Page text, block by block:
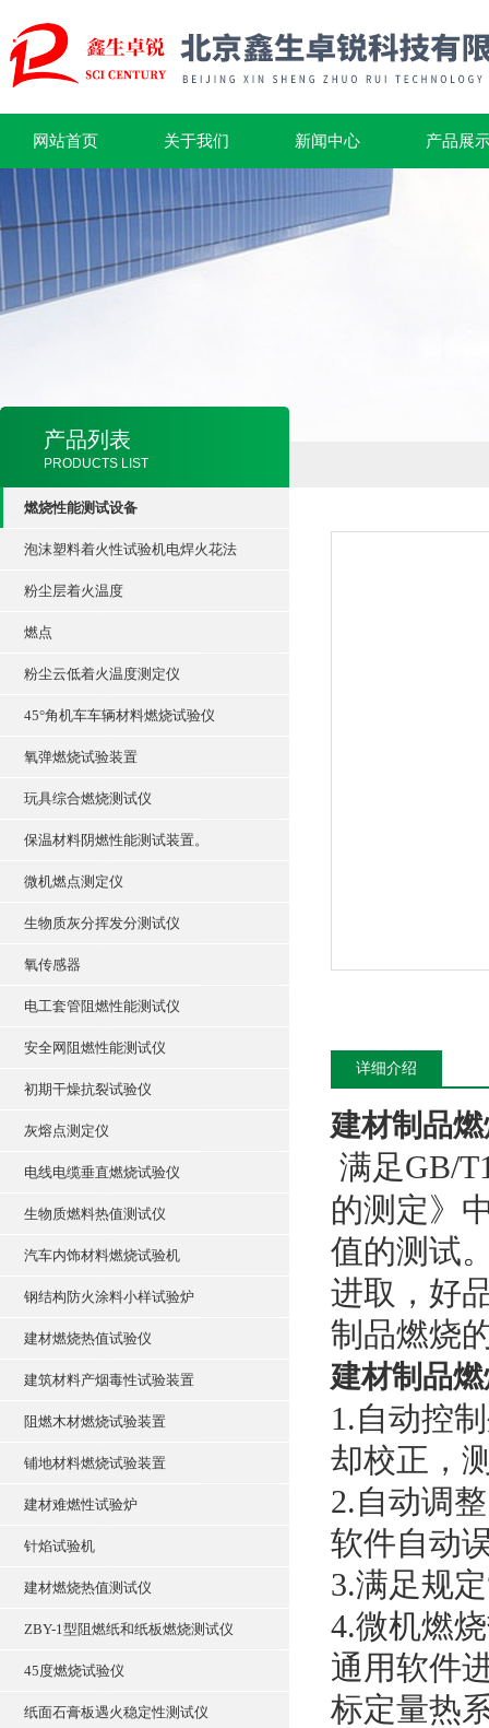
网站首页 关于我们 新闻中心 产品展
产品列表
PRODUCTS LIST
燃烧性能测试设备
泡沫塑料着火性试验机电焊火花法
粉尘层着火温度
燃点
粉尘云低着火温度测定仪
45°角机车车辆材料燃烧试验仪
氧弹燃烧试验装置
玩具综合燃烧测试仪
保温材料阴燃性能测试装置。
微机燃点测定仪
生物质灰分挥发分测试仪
氧传感器
电工套管阻燃性能测试仪
安全网阻燃性能测试仪
初期干燥抗裂试验仪
灰熔点测定仪
电线电缆垂直燃烧试验仪
生物质燃料热值测试仪
汽车内饰材料燃烧试验机
钢结构防火涂料小样试验炉
建材燃烧热值试验仪
建筑材料产烟毒性试验装置
阻燃木材燃烧试验装置
铺地材料燃烧试验装置
建材难燃性试验炉
针焰试验机
建材燃烧热值测试仪
ZBY-1型阻燃纸和纸板燃烧测试仪
45度燃烧试验仪
纸面石膏板遇火稳定性测试仪
详细介绍
建材制品
满足GB/
的测定》
值的测试
进取，好
制品燃烧
建材制品
1.自动控
却校正，
2.自动调
软件自动
3.满足规
4.微机燃
通用软件
标定量热